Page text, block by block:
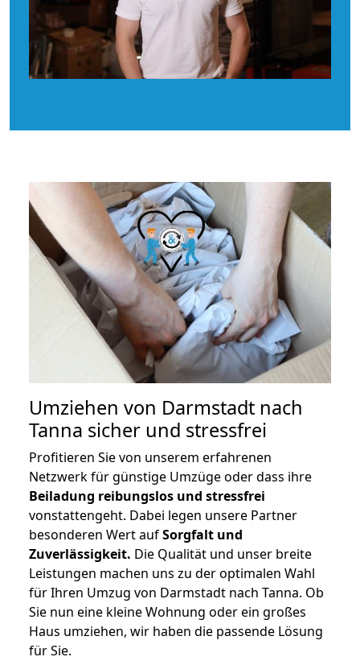
Umziehen von Darmstadt nach
Tanna sicher und stressfrei
Profitieren Sie von unserem erfahrenen
Netzwerk für günstige Umzüge oder dass ihre
Beiladung reibungslos und stressfrei
vonstattengeht. Dabei legen unsere Partner
besonderen Wert aufSorgfalt und
Zuverlässigkeit. Die Qualität und unser breite
Leistungen machen uns zu der optimalen Wahl
für Ihren Umzug von Darmstadt nach Tanna. Ob
Sie nun eine kleine Wohnung oder ein großes
Haus umziehen, wir haben die passende Lösung
für Sie.